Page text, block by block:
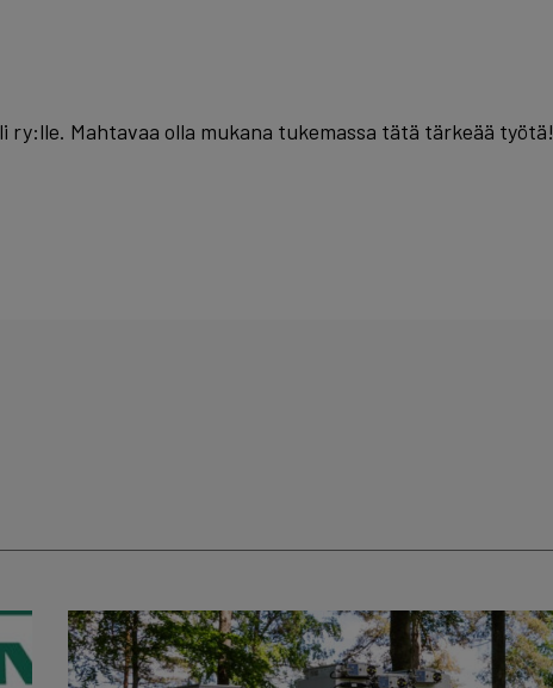
ry:lle. Mahtavaa olla mukana tukemassa tätä tärkeää työtä!